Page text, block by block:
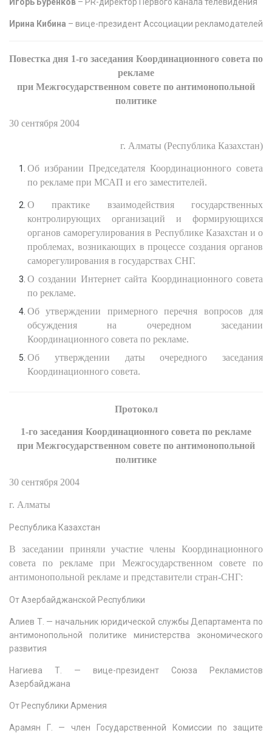
Ирина Кибина – вице-президент Ассоциации рекламодателей
Повестка дня 1-го заседания Координационного совета по
рекламе
при Межгосударственном совете по антимонопольной
политике
30 сентября 2004
г. Алматы (Республика Казахстан)
Об избрании Председателя Координационного совета
по рекламе при МСАП и его заместителей.
О практике взаимодействия государственных
контролирующих организаций и формирующихся
органов саморегулирования в Республике Казахстан и о
проблемах, возникающих в процессе создания органов
саморегулирования в государствах СНГ.
О создании Интернет сайта Координационного совета
по рекламе.
Об утверждении примерного перечня вопросов для
обсуждения на очередном заседании
Координационного совета по рекламе.
Об утверждении даты очередного заседания
Координационного совета.
Протокол
1-го заседания Координационного совета по рекламе
при Межгосударственном совете по антимонопольной
политике
30 сентября 2004
г. Алматы
Республика Казахстан
В заседании приняли участие члены Координационного
совета по рекламе при Межгосударственном совете по
антимонопольной рекламе и представители стран-СНГ:
От Азербайджанской Республики
Алиев Т. — начальник юридической службы Департамента по
антимонопольной политике министерства экономического
развития
Нагиева Т. — вице-президент Союза Рекламистов
Азербайджана
От Республики Армения
Арамян Г. — член Государственной Комиссии по защите